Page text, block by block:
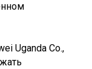
Uganda Co.,